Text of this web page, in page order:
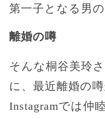
第一子となる男
離婚の噂
そんな桐谷美玲
に、最近離婚の
Instagramでは仲